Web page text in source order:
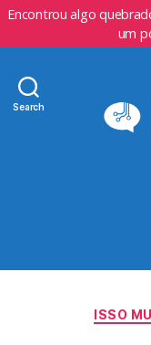
Encontrou algo
um
Search
ISSO